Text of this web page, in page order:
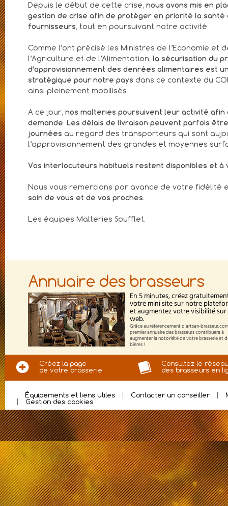
Depuis le début de cette crise, nous avons mis en
gestion de crise afin de protéger en priorité la santé
fournisseurs , tout en poursuivant notre activité.
Comme l’ont précisé les Ministres de l’Economie et
l’Agriculture et de l’Alimentation, la sécurisation du
d’approvisionnement des denrées alimentaires est
stratégique pour notre pays dans ce contexte du
ainsi pleinement mobilisés.
A ce jour, nos malteries poursuivent leur activité afin
demande Les délais de livraison peuvent parfois
journées au regard des transporteurs qui sont
l’approvisionnement des grandes et moyennes
Vos interlocuteurs habituels restent disponibles et à
Nous vous remercions par avance de votre fidélité
soin de vous et de vos proches.
Les équipes Malteries Soufflet.
Annuaire des brasseurs
En 5 minutes, créez
votre mini site sur notre
et augmentez votre visibilité sur
web.
Grâce au référencement d'artsan-
premier annuaire des brasseurs contribuera à
augmenter la notoriété de votre brasserie et
bières !
Créez la page
de votre brasserie
Consultez le réseau
des brasseurs en
Équipements et liens utiles Contacter un conseiller
Gestion des cookies